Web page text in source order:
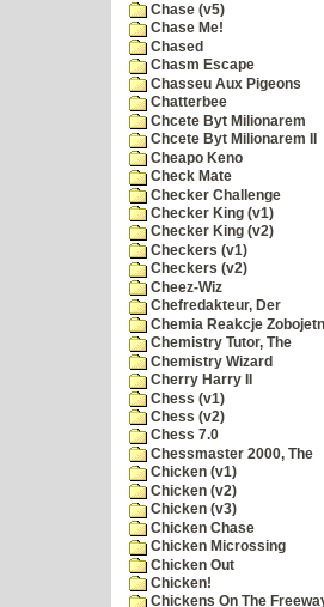
Chase (v5)
Chase Me!
Chased
Chasm Escape
Chasseu Aux Pigeons
Chatterbee
Chcete Byt Milionarem
Chcete Byt Milionarem II
Cheapo Keno
Check Mate
Checker Challenge
Checker King (v1)
Checker King (v2)
Checkers (v1)
Checkers (v2)
Cheez-Wiz
Chefredakteur, Der
Chemia Reakcje
Chemistry Tutor, The
Chemistry Wizard
Cherry Harry II
Chess (v1)
Chess (v2)
Chess 7.0
Chessmaster 2000, The
Chicken (v1)
Chicken (v2)
Chicken (v3)
Chicken Chase
Chicken Microssing
Chicken Out
Chicken!
Chickens On The